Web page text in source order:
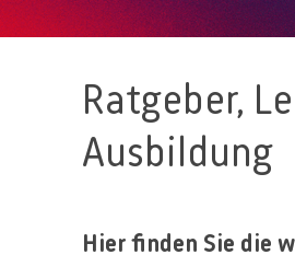
Ratgeber,
Ausbildung
Hier finden Sie die